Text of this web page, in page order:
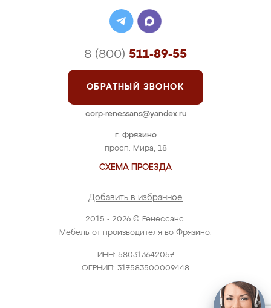
2015 - 2026 © Ренессанс.
Мебель от производителя во Фрязино.
ИНН: 580313642057
ОГРНИП: 317583500009448
г. Фрязино
просп. Мира, 18
СХЕМА ПРОЕЗДА
Добавить в избранное
8 (800) 511-89-55
ОБРАТНЫЙ ЗВОНОК
corp-renessans@yandex.ru